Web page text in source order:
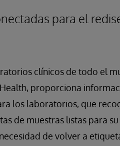
para el
clínicos de todo el
proporciona
los laboratorios, que
de muestras listas para
de volver a